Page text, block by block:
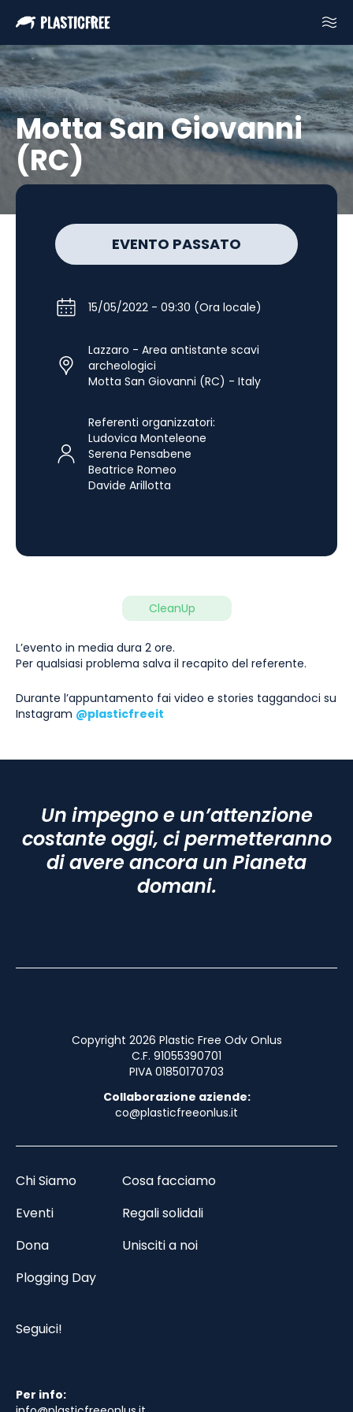
Motta San Giovanni
(RC)
CleanUp
L’evento in media dura 2 ore.
Per qualsiasi problema salva il recapito del referente.
Durante l’appuntamento fai video e stories taggandoci su
Instagram @plasticfreeit
EVENTO PASSATO
15/05/2022 - 09:30 (Ora locale)
Lazzaro - Area antistante scavi
archeologici
Motta San Giovanni (RC) - Italy
Referenti organizzatori:
Ludovica Monteleone
Serena Pensabene
Beatrice Romeo
Davide Arillotta
Un impegno e un’attenzione
costante oggi, ci permetteranno
di avere ancora un Pianeta
domani.
Copyright 2026 Plastic Free Odv Onlus
C.F. 91055390701
PIVA 01850170703
Collaborazione aziende:
co@plasticfreeonlus.it
Chi Siamo
Cosa facciamo
Eventi
Regali solidali
Dona
Unisciti a noi
Plogging Day
Seguici!
Per info: